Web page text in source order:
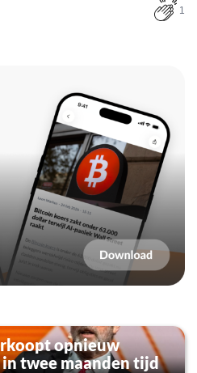
1
opnieuw
twee maanden tijd